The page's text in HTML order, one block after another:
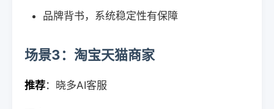
品牌背书，系统稳定性有保障
场景3：淘宝天猫商家
推荐：晓多AI客服